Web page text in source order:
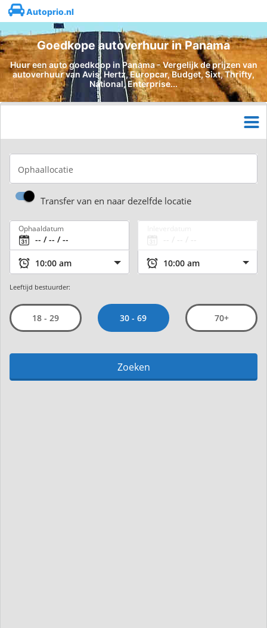
Autoprio.nl
Goedkope autoverhuur in Panama
Huur een auto goedkoop in Panama - Vergelijk de prijzen van
autoverhuur van Avis, Hertz, Europcar, Budget, Sixt, Thrifty,
National, Enterprise...
Ophaallocatie
Transfer van en naar dezelfde locatie
Ophaaldatum
Leeftijd bestuurder:
18 - 29 30 - 69 70+
Zoeken